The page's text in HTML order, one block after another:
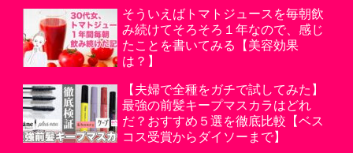
そういえばトマトジュースを毎朝飲
み続けてそろそろ１年なので、感じ
たことを書いてみる【美容効果
は？】
【夫婦で全種をガチで試してみた】
最強の前髪キープマスカラはどれ
だ？おすすめ５選を徹底比較【ベス
コス受賞からダイソーまで】